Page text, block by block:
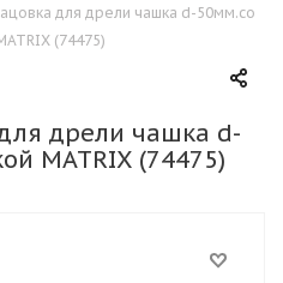
для дрели чашка d-50мм.со
(74475)
дрели чашка d-
MATRIX (74475)